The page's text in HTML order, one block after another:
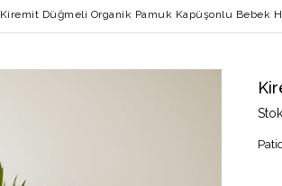
Kiremit Düğmeli Organik Pamuk Kapüşonlu Bebek